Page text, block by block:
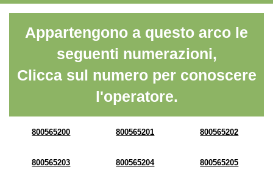
Appartengono a questo arco le
seguenti numerazioni,
Clicca sul numero per conoscere
l'operatore.
800565200 800565201 800565202
800565203 800565204 800565205